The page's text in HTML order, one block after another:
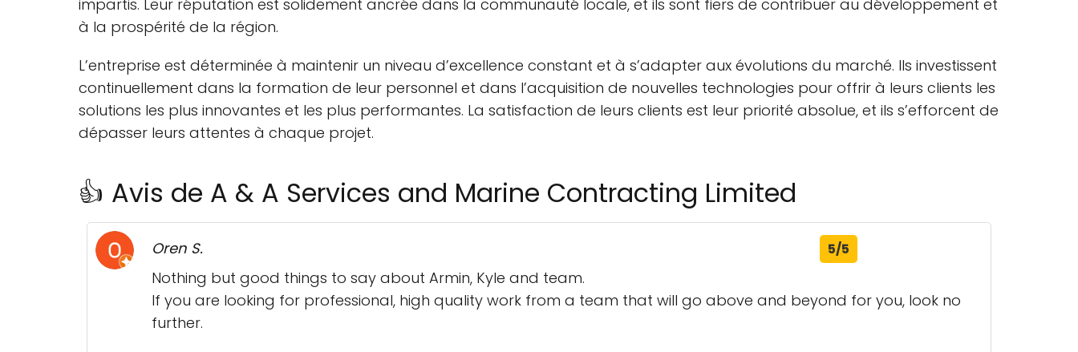
impartis. Leur réputation est solidement ancrée dans la communauté locale, et ils sont fiers de contribuer au développement et
à la prospérité de la région.
L’entreprise est déterminée à maintenir un niveau d’excellence constant et à s’adapter aux évolutions du marché. Ils investissent
continuellement dans la formation de leur personnel et dans l’acquisition de nouvelles technologies pour offrir à leurs clients les
solutions les plus innovantes et les plus performantes. La satisfaction de leurs clients est leur priorité absolue, et ils s’efforcent de
dépasser leurs attentes à chaque projet.
👍 Avis de A & A Services and Marine Contracting Limited
Oren S. 5/5
Nothing but good things to say about Armin, Kyle and team.
If you are looking for professional, high quality work from a team that will go above and beyond for you, look no
further.